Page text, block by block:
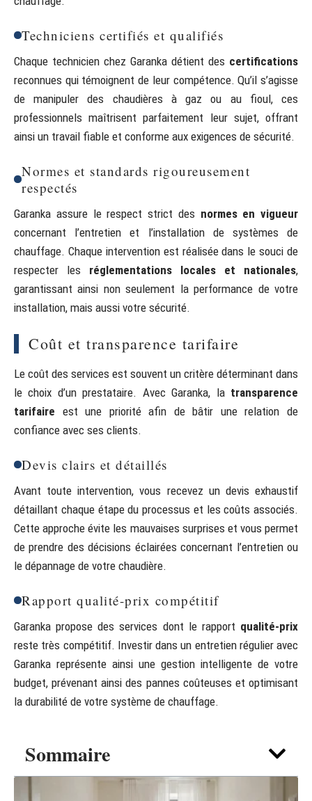
Sommaire
Techniciens certifiés et qualifiés
Chaque technicien chez Garanka détient des certifications
reconnues qui témoignent de leur compétence. Qu’il s’agisse
de manipuler des chaudières à gaz ou au fioul, ces
professionnels maîtrisent parfaitement leur sujet, offrant
ainsi un travail fiable et conforme aux exigences de sécurité.
Normes et standards rigoureusement
respectés
Garanka assure le respect strict des normes en vigueur
concernant l’entretien et l’installation de systèmes de
chauffage. Chaque intervention est réalisée dans le souci de
respecter les réglementations locales et nationales,
garantissant ainsi non seulement la performance de votre
installation, mais aussi votre sécurité.
Coût et transparence tarifaire
Le coût des services est souvent un critère déterminant dans
le choix d’un prestataire. Avec Garanka, la transparence
tarifaire est une priorité afin de bâtir une relation de
confiance avec ses clients.
Devis clairs et détaillés
Avant toute intervention, vous recevez un devis exhaustif
détaillant chaque étape du processus et les coûts associés.
Cette approche évite les mauvaises surprises et vous permet
de prendre des décisions éclairées concernant l’entretien ou
le dépannage de votre chaudière.
Rapport qualité-prix compétitif
Garanka propose des services dont le rapport qualité-prix
reste très compétitif. Investir dans un entretien régulier avec
Garanka représente ainsi une gestion intelligente de votre
budget, prévenant ainsi des pannes coûteuses et optimisant
la durabilité de votre système de chauffage.